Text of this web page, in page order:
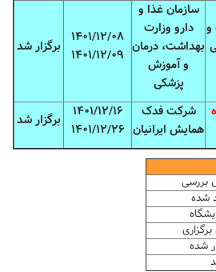
و
سازمان غذا و
دارو وزارت
بهداشت، درمان
و آموزش
پزشکی
۱۴۰۱/۱۲/۰۸
۱۴۰۱/۱۲/۰۹
برگزار شد
شرکت فدک
همایش ایرانیان
۱۴۰۱/۱۲/۱۶
۱۴۰۱/۱۲/۲۶
برگزار شد
بررسی
شده
شده